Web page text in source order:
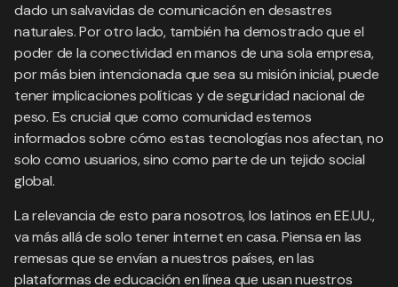
dado un salvavidas de comunicación en desastres
naturales. Por otro lado, también ha demostrado que el
poder de la conectividad en manos de una sola empresa,
por más bien intencionada que sea su misión inicial, puede
tener implicaciones políticas y de seguridad nacional de
peso. Es crucial que como comunidad estemos
informados sobre cómo estas tecnologías nos afectan, no
solo como usuarios, sino como parte de un tejido social
global.
La relevancia de esto para nosotros, los latinos en EE.UU.,
va más allá de solo tener internet en casa. Piensa en las
remesas que se envían a nuestros países, en las
plataformas de educación en línea que usan nuestros